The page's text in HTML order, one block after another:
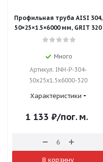
Профильная труба AISI 304,
50×25×1.5×6000 мм, GRIT 320
Много
Артикул: INH-P-304-
50x25x1.5x6000-320
Характеристики
1 133 ₽/пог. м.
В корзину